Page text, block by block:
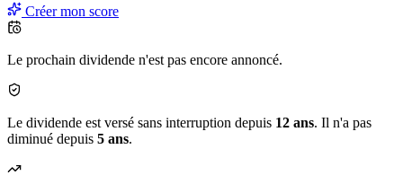
Créer mon score
Le prochain dividende n'est pas encore annoncé.
Le dividende est versé sans interruption depuis 12 ans. Il n'a pas
diminué depuis 5 ans.